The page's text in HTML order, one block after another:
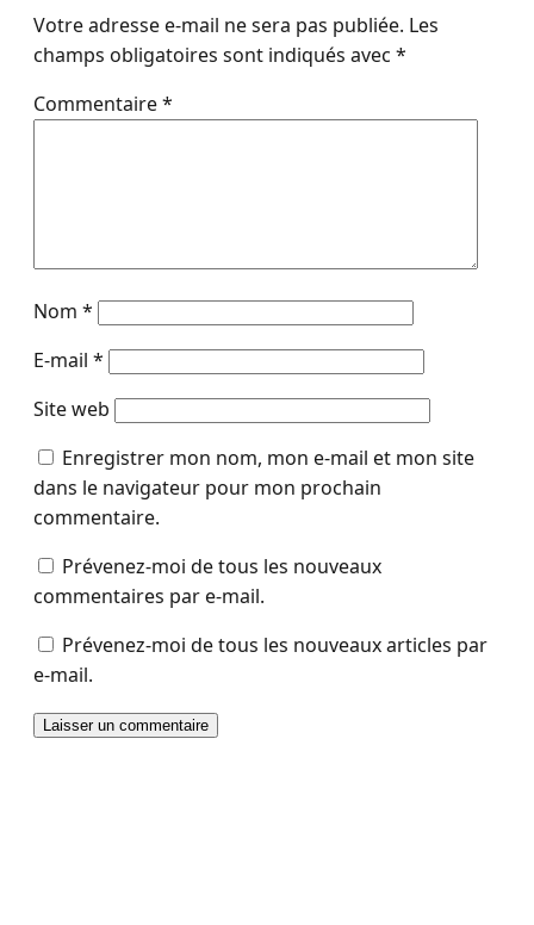
Votre adresse e-mail ne sera pas publiée. Les
champs obligatoires sont indiqués avec *
Commentaire*
Nom *
E-mail *
Site web
Enregistrer mon nom, mon e-mail et mon site
dans le navigateur pour mon prochain
commentaire.
Prévenez-moi de tous les nouveaux
commentaires par e-mail.
Prévenez-moi de tous les nouveaux articles par
e-mail.